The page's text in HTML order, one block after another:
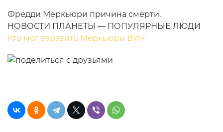
Фредди Меркьюри причина смерти.
НОВОСТИ ПЛАНЕТЫ — ПОПУЛЯРНЫЕ ЛЮДИ
Кто мог заразить Меркьюри ВИЧ